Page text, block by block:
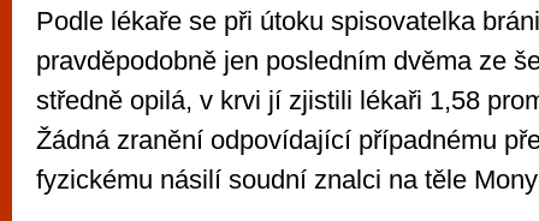
Podle lékaře se při útoku spisovatelka
pravděpodobně jen posledním dvěma ze
středně opilá, v krvi jí zjistili lékaři 1,58
Žádná zranění odpovídající případnému
fyzickému násilí soudní znalci na těle